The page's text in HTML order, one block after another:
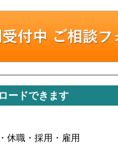
ードできます
休職・採用・雇用